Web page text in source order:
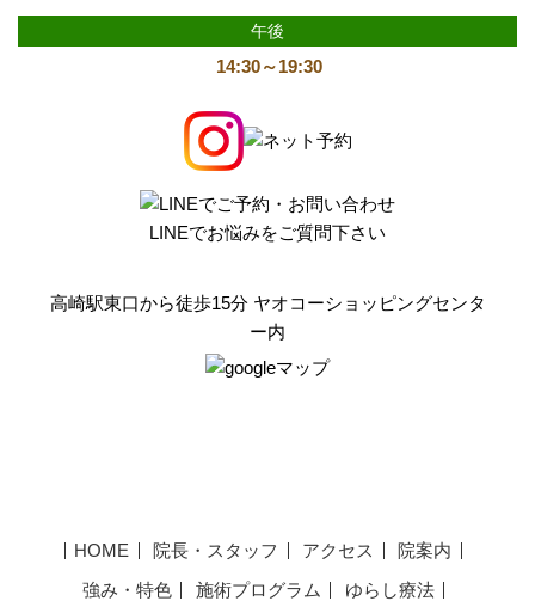
午後
14:30～19:30
LINEでお悩みをご質問下さい
高崎駅東口から徒歩15分 ヤオコーショッピングセンタ
ー内
HOME 院長・スタッフ アクセス
院案内
強み・特色
施術プログラム ゆらし療法